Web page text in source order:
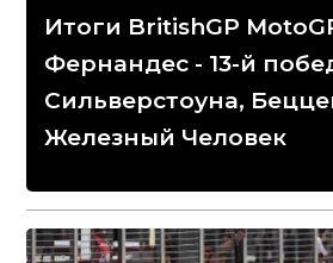
Итоги BritishGP
Фернандес - 13-й
Сильверстоуна,
Железный Человек